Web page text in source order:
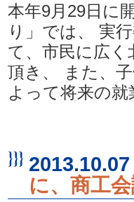
本年9月29日に
り」では、 実
て、市民に広
頂き、 また、
よって将来の
2013.10.07
に、商工